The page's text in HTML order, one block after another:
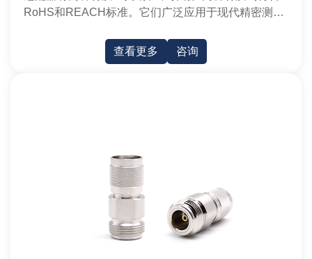
RoHS和REACH标准。它们广泛应用于现代精密测量
查看更多
咨询